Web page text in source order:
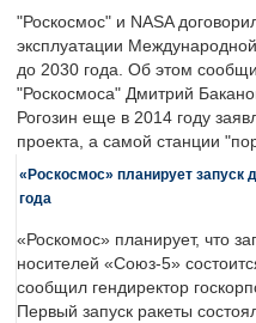
"Роскосмос" и NASA
эксплуатации
до 2030 года. Об этом
"Роскосмоса" Дмитрий
Рогозин еще в 2014 году
проекта, а самой станции
«Роскосмос» планирует запуск
года
«Роскомос» планирует, что
носителей «Союз-5»
сообщил гендиректор
Первый запуск ракеты